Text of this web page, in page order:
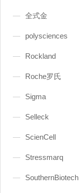
全式金
polysciences
Rockland
Roche罗氏
Sigma
Selleck
ScienCell
Stressmarq
SouthernBiotech